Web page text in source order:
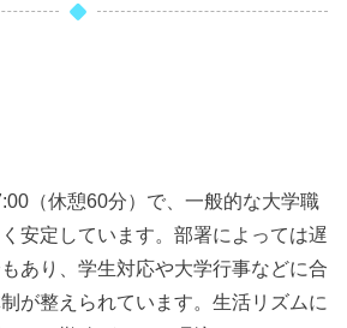
（休憩60分）で、一般的な大学職
安定しています。部署によっては遅
あり、学生対応や大学行事などに合
が整えられています。生活リズムに